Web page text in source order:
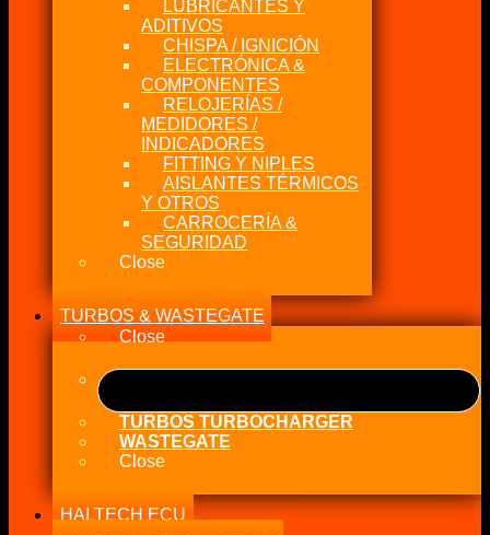
LUBRICANTES Y
ADITIVOS
CHISPA / IGNICIÓN
ELECTRÓNICA &
COMPONENTES
RELOJERÍAS /
MEDIDORES /
INDICADORES
FITTING Y NIPLES
AISLANTES TÉRMICOS
Y OTROS
CARROCERÍA &
SEGURIDAD
Close
TURBOS & WASTEGATE
Close
TURBOS TURBOCHARGER
WASTEGATE
Close
HALTECH ECU